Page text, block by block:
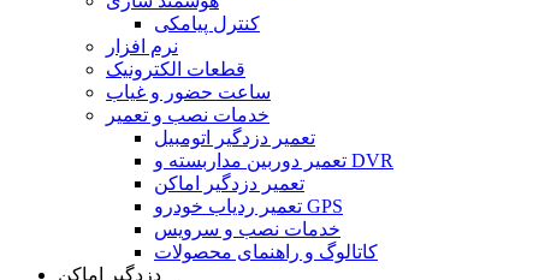
کنترل پیامکی
نرم افزار
قطعات الکترونیک
ساعت حضور و غیاب
خدمات نصب و تعمیر
تعمیر دزدگیر اتومبیل
تعمیر دوربین مداربسته و DVR
تعمیر دزدگیر اماکن
تعمیر ردیاب خودرو GPS
خدمات نصب و سرویس
کاتالوگ و راهنمای محصولات
دزدگیر اماکن